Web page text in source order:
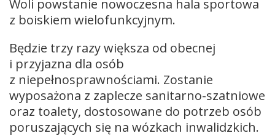
Woli powstanie nowoczesna hala sportowa
z boiskiem wielofunkcyjnym.
Będzie trzy razy większa od obecnej
i przyjazna dla osób
z niepełnosprawnościami. Zostanie
wyposażona z zaplecze sanitarno-szatniowe
oraz toalety, dostosowane do potrzeb osób
poruszających się na wózkach inwalidzkich.